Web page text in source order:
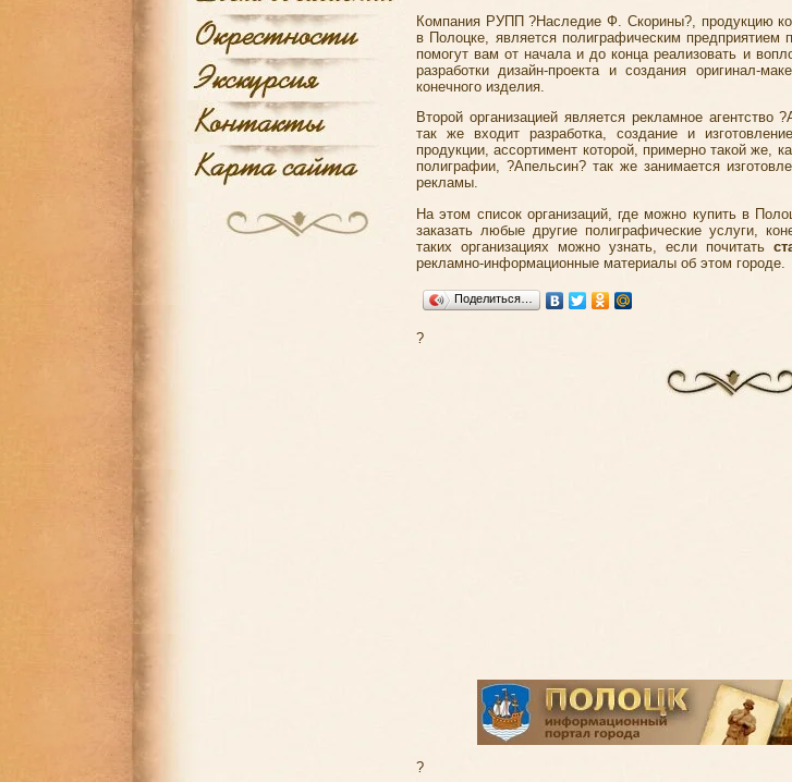
Компания РУПП ?Наследие Ф. Скорины?, продукцию
в Полоцке, является полиграфическим предприятием
помогут вам от начала и до конца реализовать и
разработки дизайн-проекта и создания оригинал-
конечного изделия.
Второй организацией является рекламное
так же входит разработка, создание и
продукции, ассортимент которой, примерно такой же,
полиграфии, ?Апельсин? так же занимается
рекламы.
На этом список организаций, где можно купить в
заказать любые другие полиграфические услуги,
таких организациях можно узнать, если почитать
рекламно-информационные материалы об этом городе.
Поделиться…
?
?